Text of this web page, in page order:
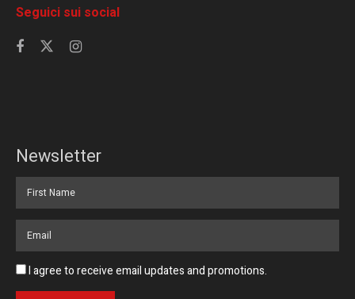
Seguici sui social
Newsletter
I agree to receive email updates and promotions.